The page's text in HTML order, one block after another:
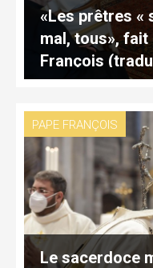
«Les prêtres «
mal, tous»,
François
PAPE FRANÇOIS
Le sacerdoce